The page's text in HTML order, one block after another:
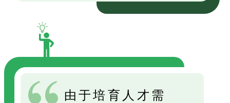
由于培育人才需